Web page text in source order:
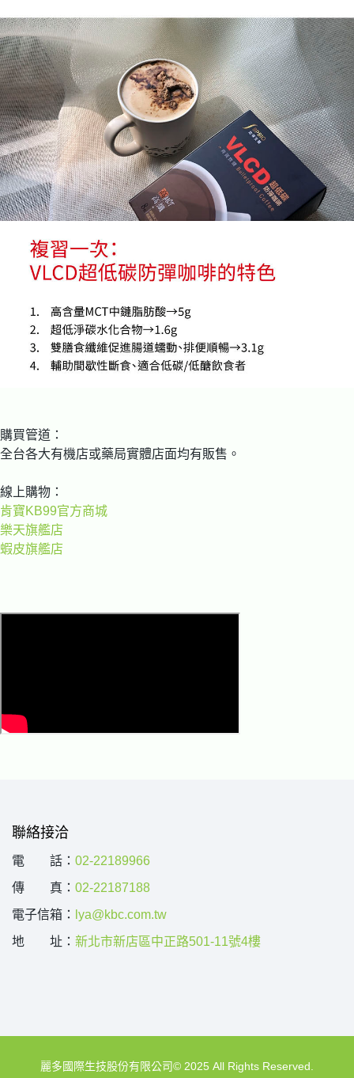
購買管道：
全台各大有機店或藥局實體店面均有販售。
線上購物：
肯寶KB99官方商城
樂天旗艦店
蝦皮旗艦店
聯絡接洽
電 話： 02-22189966
傳 真： 02-22187188
電子信箱：
lya@kbc.com.tw
地 址： 新北市新店區中正路501-11號4樓
麗多國際生技股份有限公司© 2025 All Rights Reserved.